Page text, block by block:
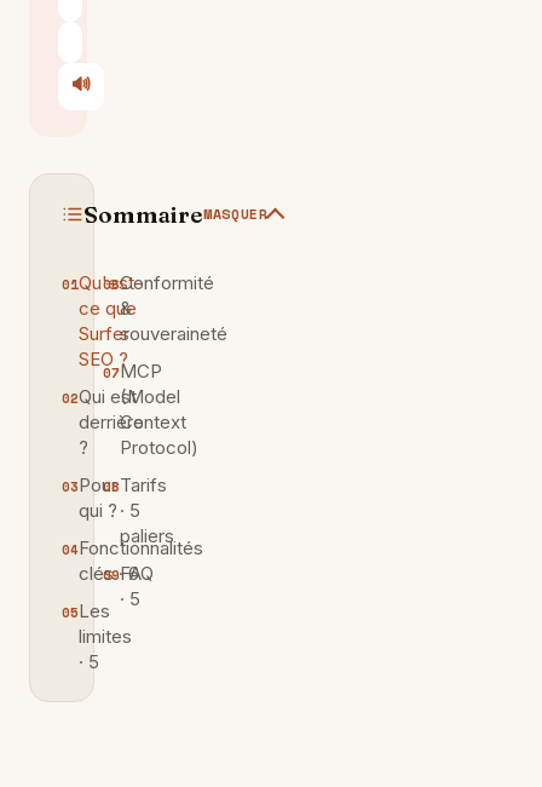
Perplexity
Le Chat
🔊
Écouter
SommaireMASQUER
Qu'est-
ce que
Surfer
SEO ?
Qui est
derrière
?
Pour
qui ?
Fonctionnalités
clés · 6
Les
limites
· 5
Conformité
&
souveraineté
MCP
(Model
Context
Protocol)
Tarifs
· 5
paliers
FAQ
· 5